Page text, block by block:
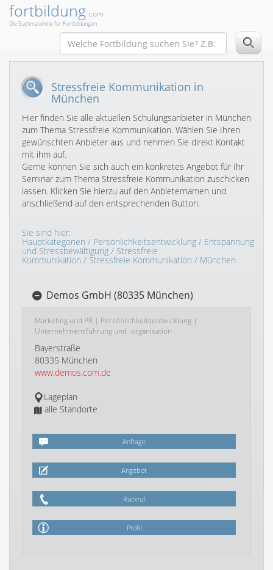
fortbildung.com
Die Suchmaschine für Fortbildungen
Stressfreie Kommunikation in
München
Hier finden Sie alle aktuellen Schulungsanbieter in München
zum Thema Stressfreie Kommunikation. Wählen Sie Ihren
gewünschten Anbieter aus und nehmen Sie direkt Kontakt
mit ihm auf.
Gerne können Sie sich auch ein konkretes Angebot für Ihr
Seminar zum Thema Stressfreie Kommunikation zuschicken
lassen. Klicken Sie hierzu auf den Anbieternamen und
anschließend auf den entsprechenden Button.
Sie sind hier:
Hauptkategorien / Persönlichkeitsentwicklung / Entspannung
und Stressbewältigung / Stressfreie
Kommunikation / Stressfreie Kommunikation / München
Demos GmbH (80335 München)
Marketing und PR | Persönlichkeitsentwicklung |
Unternehmensführung und -organisation
Bayerstraße
80335 München
www.demos.com.de
Lageplan
alle Standorte
Anfrage
Angebot
Rückruf
Profil